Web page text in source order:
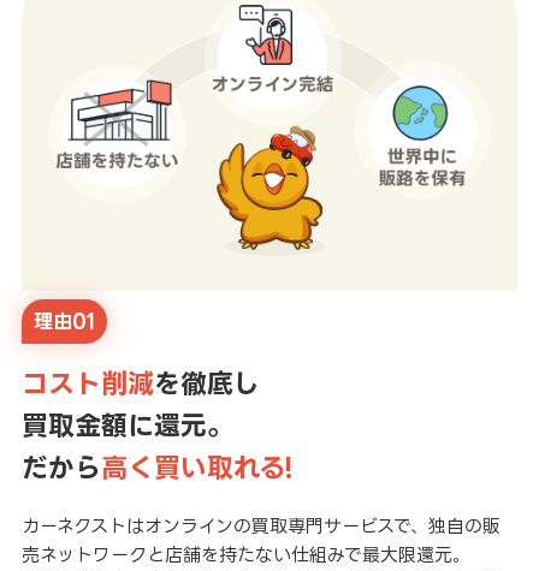
理由01
コスト削減を徹底し
買取金額に還元。
だから高く買い取れる!
カーネクストはオンラインの買取専門サービスで、独自の販
売ネットワークと店舗を持たない仕組みで最大限還元。